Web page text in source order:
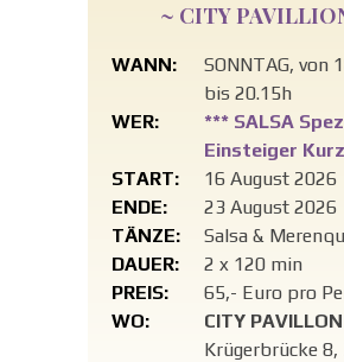
~ CITY
WANN:
SONNTAG, von
bis 20.15h
WER:
*** SALSA
Einsteiger
START:
16 August 2026
ENDE:
23 August 2026
TÄNZE:
Salsa &
DAUER:
2 x 120 min
PREIS:
65,- Euro pro
WO:
CITY PAVILLON
Krügerbrücke 8,